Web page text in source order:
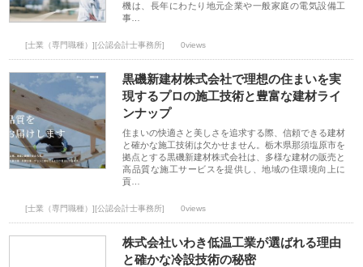
機は、長年にわたり地元企業や一般家庭の電気設備工
事…
[士業（専門職種）][公認会計士事務所] 0views
黒磯新建材株式会社で理想の住まいを実
現するプロの施工技術と豊富な建材ライ
ンナップ
住まいの快適さと美しさを追求する際、信頼できる建材
と確かな施工技術は欠かせません。栃木県那須塩原市を
拠点とする黒磯新建材株式会社は、多様な建材の販売と
高品質な施工サービスを提供し、地域の住環境向上に
貢…
[士業（専門職種）][公認会計士事務所] 0views
株式会社いわき低温工業が選ばれる理由
と確かな冷設技術の秘密